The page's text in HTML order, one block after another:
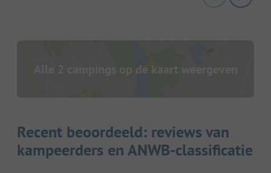
Alle 2 campings op de kaart weergeven
Recent beoordeeld: reviews van
kampeerders en ANWB-classificatie